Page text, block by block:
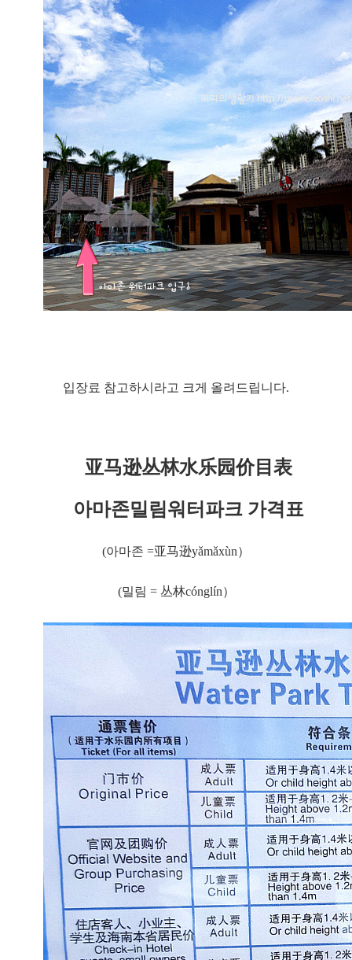
입장료 참고하시라고 크게 올려드립니다.
亚马逊丛林水乐园价目表
아마존밀림워터파크 가격표
(아마존 =亚马逊yǎmǎxùn）
(밀림 = 丛林cónglín）